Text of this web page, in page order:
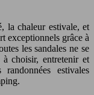
exceptionnels grâce à
les sandales ne se
choisir, entretenir et
estivales